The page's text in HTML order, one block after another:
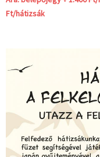
Ft/hátizsák